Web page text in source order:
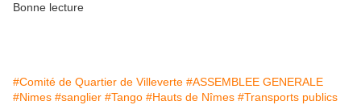
Bonne lecture
#Comité de Quartier de Villeverte #ASSEMBLEE GENERALE
#Nimes #sanglier #Tango #Hauts de Nîmes #Transports publics